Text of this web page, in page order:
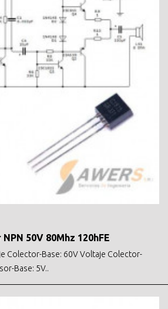
50V 80Mhz 120hFE
Colector-Base: 60V Voltaje Colector-
Base: 5V..